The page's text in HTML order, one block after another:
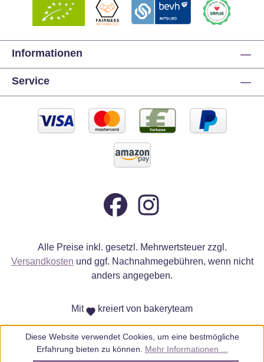
Informationen
Service
Alle Preise inkl. gesetzl. Mehrwertsteuer zzgl.
Versandkosten und ggf. Nachnahmegebühren, wenn nicht
anders angegeben.
Mit kreiert von bakeryteam
Diese Website verwendet Cookies, um eine bestmögliche
Erfahrung bieten zu können. Mehr Informationen ...